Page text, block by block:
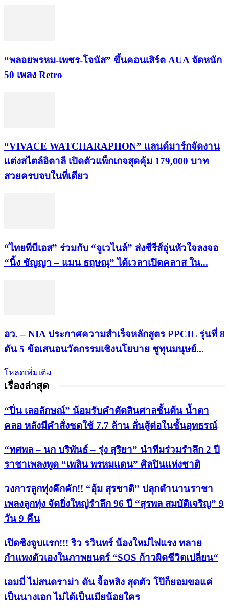
“พลอยพรหม-เพชร-โจนัส” ขึ้นคอนเสิร์ต AUA จัดหนัก
50 เพลง Retro
“VIVACE WATCHARAPHON” แลนด์มาร์กจัดงาน
แต่งสไตล์อิตาลี เปิดตัวแพ็กเกจสุดคุ้ม 179,000 บาท
สวยครบจบในที่เดียว
“ไทยพีบีเอส” ร่วมกับ “จูเวไนล์” ส่งซีรีส์อุ่นหัวใจลงจอ
“นิ้ง ชัญญา – แมน ธฤษณุ” ได้เวลาเปิดคลาส ใน...
อว. – NIA ประกาศความสำเร็จหลักสูตร PPCIL รุ่นที่ 8
ดัน 5 ข้อเสนอนวัตกรรมเชิงนโยบาย ชูทุนมนุษย์...
โหลดเพิ่มเติม
เรื่องล่าสุด
“ปิ่น เลอลักษณ์” น้อมรับคำตัดสินศาลชั้นต้น น้ำตา
คลอ หลังมีคำสั่งชดใช้ 7.7 ล้าน ลั่นสู้ต่อในชั้นอุทธรณ์
“ทศพล – นก บริพันธ์ – รุ่ง สุริยา” นำทีมร่วมรำลึก 2 ปี
ราชาเพลงพูด “เพลิน พรหมแดน” ศิลปินแห่งชาติ
วงการลูกทุ่งคึกคัก!! “อุ้ม สุรชาติ” ปลุกตำนานราชา
เพลงลูกทุ่ง จัดยิ่งใหญ่รำลึก 96 ปี “สุรพล สมบัติเจริญ” 9
วัน 9 คืน
เปิดซิงจูบแรก!!! ริว รวินทร์ น้องใหม่ไฟแรง ทลาย
กำแพงตัวเองในภาพยนตร์ “SOS ก้าวผิดชีวิตเปลี่ยน“
เอมมี่ ไม่สนดราม่า ดัน จื้อหลิง สุดตัว โป๊ก็ยอมขอแค่
เป็นนางเอก ไม่ได้เป็นเมียน้อยใคร